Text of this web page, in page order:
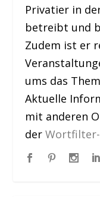
Privatier in
betreibt und
Zudem ist er
ums das
Aktuelle
mit anderen
der